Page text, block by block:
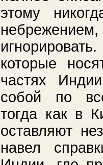
этому
которые
частях
собой по
тогда как в
оставляют
навел